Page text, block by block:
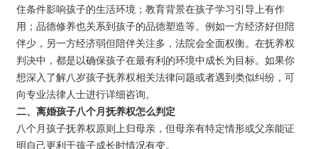
住条件影响孩子的生活环境；教育背景在孩子学习引导上有作
用；品德修养也关系到孩子的品德塑造等。例如一方经济好但陪
伴少，另一方经济弱但陪伴关注多，法院会全面权衡。在抚养权
判决中，都是以确保孩子在最有利的环境中成长为目标。如果你
想深入了解八岁孩子抚养权相关法律问题或者遇到类似纠纷，可
向专业法律人士进行详细咨询。
二、离婚孩子八个月抚养权怎么判定
八个月孩子抚养权原则上归母亲，但母亲有特定情形或父亲能证
明自己更利于孩子成长时情况有变。